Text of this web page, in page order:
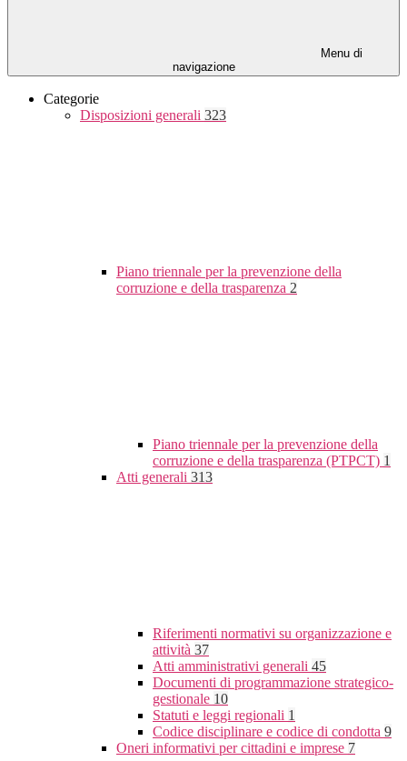
Menu di
navigazione
Categorie
Disposizioni generali 323
Piano triennale per la prevenzione della
corruzione e della trasparenza 2
Piano triennale per la prevenzione della
corruzione e della trasparenza (PTPCT) 1
Atti generali 313
Riferimenti normativi su organizzazione e
attività 37
Atti amministrativi generali 45
Documenti di programmazione strategico-
gestionale 10
Statuti e leggi regionali 1
Codice disciplinare e codice di condotta 9
Oneri informativi per cittadini e imprese 7